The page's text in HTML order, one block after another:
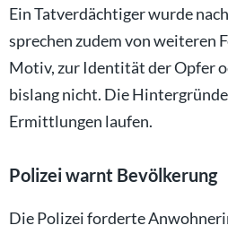
Ein Tatverdächtiger wurde
sprechen zudem von weiteren
Motiv, zur Identität der Opfer
bislang nicht. Die
Ermittlungen laufen.
Polizei warnt Bevölkerung
Die Polizei forderte